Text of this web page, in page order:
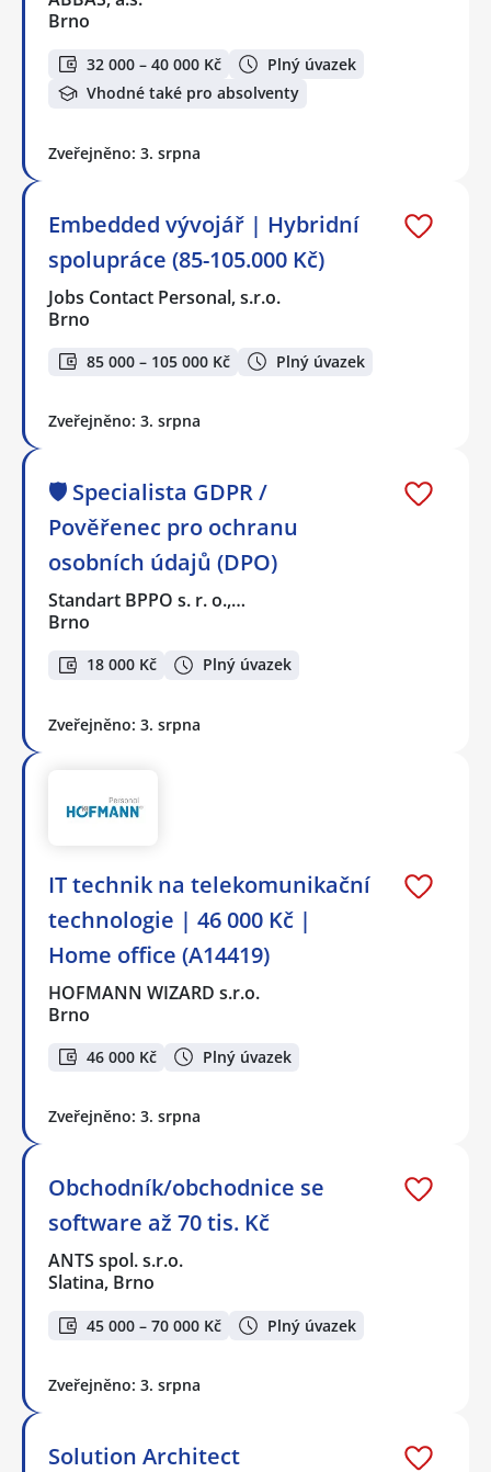
Brno
32 000 – 40 000 Kč
Plný úvazek
Vhodné také pro absolventy
Zveřejněno: 3. srpna
Embedded vývojář | Hybridní
spolupráce (85-105.000 Kč)
Jobs Contact Personal, s.r.o.
Brno
85 000 – 105 000 Kč Plný úvazek
Zveřejněno: 3. srpna
🛡️ Specialista GDPR /
Pověřenec pro ochranu
osobních údajů (DPO)
Standart BPPO s. r. o.,…
Brno
18 000 Kč Plný úvazek
Zveřejněno: 3. srpna
IT technik na telekomunikační
technologie | 46 000 Kč |
Home office (A14419)
HOFMANN WIZARD s.r.o.
Brno
46 000 Kč Plný úvazek
Zveřejněno: 3. srpna
Obchodník/obchodnice se
software až 70 tis. Kč
ANTS spol. s.r.o.
Slatina, Brno
45 000 – 70 000 Kč Plný úvazek
Zveřejněno: 3. srpna
Solution Architect